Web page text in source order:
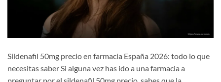
Sildenafil 50mg precio en farmacia España 2026: todo lo que
necesitas saber Si alguna vez has ido a una farmacia a